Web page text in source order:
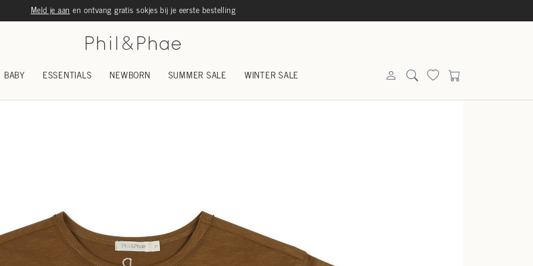
Meld je aan en ontvang gratis sokjes bij je eerste bestelling
BABY ESSENTIALS NEWBORN SUMMER SALE WINTER SALE